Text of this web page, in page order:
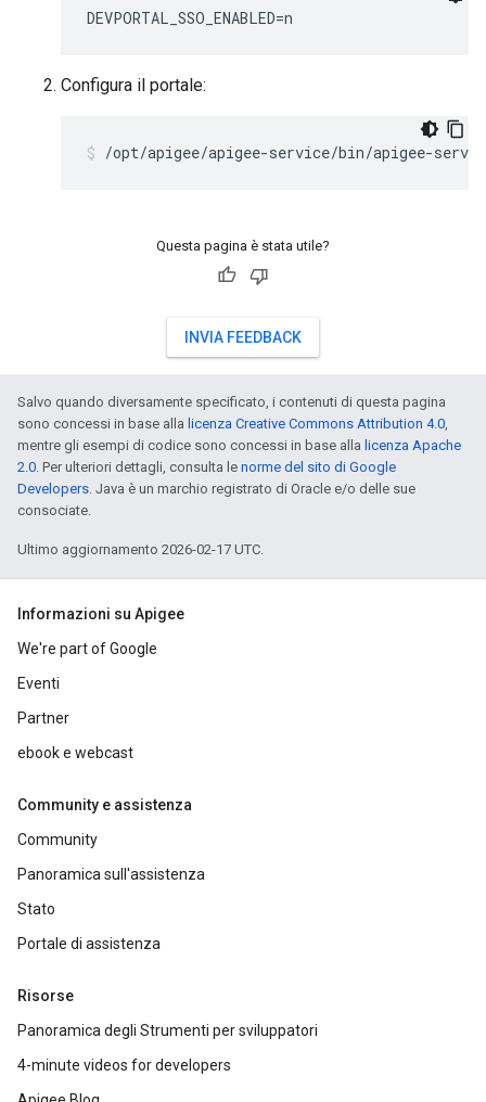
DEVPORTAL_SSO_ENABLED=n
Configura il portale:
/opt/apigee/apigee-service/bin/apigee-
Questa pagina è stata utile?
INVIA FEEDBACK
Salvo quando diversamente specificato, i contenuti di questa pagina
sono concessi in base alla licenza Creative Commons Attribution 4.0,
mentre gli esempi di codice sono concessi in base alla licenza Apache
2.0. Per ulteriori dettagli, consulta le norme del sito di Google
Developers. Java è un marchio registrato di Oracle e/o delle sue
consociate.
Ultimo aggiornamento 2026-02-17 UTC.
Informazioni su Apigee
We're part of Google
Eventi
Partner
ebook e webcast
Community e assistenza
Community
Panoramica sull'assistenza
Stato
Portale di assistenza
Risorse
Panoramica degli Strumenti per sviluppatori
4-minute videos for developers